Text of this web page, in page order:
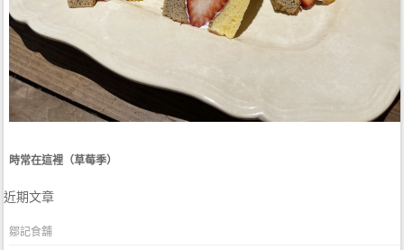
時常在這裡（草莓季）
近期文章
鄒記食舖